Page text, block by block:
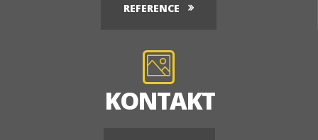
REFERENCE
KONTAKT